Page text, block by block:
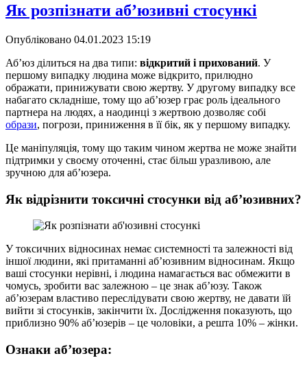
Як розпізнати аб’юзивні стосункі
Опубліковано 04.01.2023 15:19
Аб’юз ділиться на два типи: відкритий і прихований. У
першому випадку людина може відкрито, прилюдно
ображати, принижувати свою жертву. У другому випадку все
набагато складніше, тому що аб’юзер грає роль ідеального
партнера на людях, а наодинці з жертвою дозволяє собі
образи, погрози, приниження в її бік, як у першому випадку.
Це маніпуляція, тому що таким чином жертва не може знайти
підтримки у своєму оточенні, стає більш уразливою, але
зручною для аб’юзера.
Як відрізнити токсичні стосунки від аб’юзивних?
У токсичних відносинах немає системності та залежності від
іншої людини, які притаманні аб’юзивним відносинам. Якщо
ваші стосунки нерівні, і людина намагається вас обмежити в
чомусь, зробити вас залежною – це знак аб’юзу. Також
аб’юзерам властиво переслідувати свою жертву, не давати їй
вийти зі стосунків, закінчити їх. Дослідження показують, що
приблизно 90% аб’юзерів – це чоловіки, а решта 10% – жінки.
Ознаки аб’юзера: